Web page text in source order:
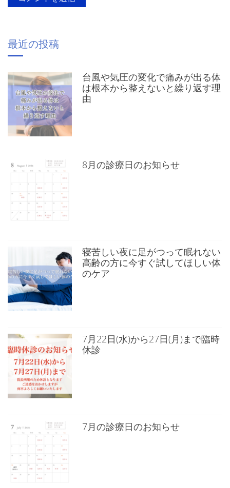
最近の投稿
台風や気圧の変化で痛みが出る体
は根本から整えないと繰り返す理
由
8月の診療日のお知らせ
寝苦しい夜に足がつって眠れない
高齢の方に今すぐ試してほしい体
のケア
7月22日(水)から27日(月)まで臨時
休診
7月の診療日のお知らせ